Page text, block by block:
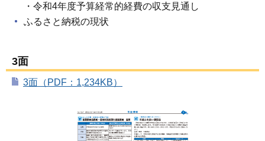
・令和4年度予算経常的経費の収支見通し
ふるさと納税の現状
3面
3面（PDF：1,234KB）